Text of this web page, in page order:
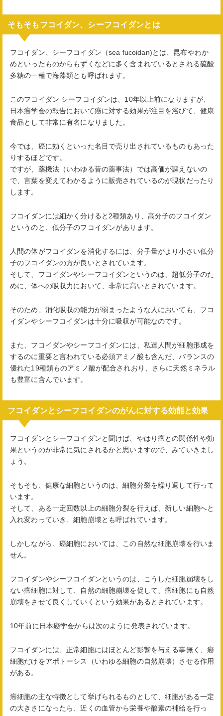
そもそもフコイダン、シーフコイダンとは
フコイダン、シーフコイダン（sea fucoidan)とは、昆布やわか
めといったものからもずくなどに多く含まれているとされる硫酸
多糖の一種で海藻類とも呼ばれます。
このフコイダン シーフコイダンは、10年以上前になりますが、
日本癌学会の報告において癌に対する効果が注目を浴びて、健康
食品として非常に有名になりました。
今では、癌に効くといった名目で売り出されているものもあった
りするほどです。
ですが、薬機法（いわゆる昔の薬事法）では高価が謳えないの
で、言葉を変えてわかるように販売されているのが現状だったり
します。
フコイダンには細かく分けると2種類あり、高分子のフコイダン
というのと、低分子のフコイダンがあります。
人間の体がフコイダンを消化するには、分子量がより小さい低分
子のフコイダンの方が良いとされています。
そして、フコイダンやシーフコイダンというのは、超低分子のた
めに、体への吸収力において、非常に高いとされています。
そのため、消化吸収の能力が弱まったような人においても、フコ
イダンやシーフコイダンは十分に吸収が可能なのです。
また、フコイダンやシーフコイダンには、私達人間が細胞形成を
するのに重要と言われている必須アミノ酸も含んだ、バランスの
優れた19種類ものアミノ酸が配合されおり、さらに天然ミネラル
も豊富に含んでいます。
フコイダンとシーフコイダンのがんに対する効能と効果
フコイダンとシーフコイダンと聞けば、やはり癌との関係性や効
果というのが非常に気にされるかと思いますので、みていきまし
ょう。
そもそも、健康な細胞というのは、細胞分裂を繰り返して行って
います。
そして、ある一定回数以上の細胞分裂を行えば、新しい細胞へと
入れ変わっていき、細胞崩壊とも呼ばれています。
しかしながら、癌細胞においては、この自然な細胞崩壊を行いま
せん。
フコイダンやシーフコイダンというのは、こうした細胞崩壊をし
ない癌細胞に対して、自然の細胞崩壊を促して、癌細胞にも自然
崩壊をさせて良くしていくという効果があるとされています。
10年前に日本癌学会からは次のように発表されています。
フコイダンには、正常細胞にはほとんど影響を与える事無く、癌
細胞だけをアポトーシス（いわゆる細胞の自然崩壊）させる作用
がある。
癌細胞の主な特徴として挙げられるものとして、細胞がある一定
の大きさになったら、近くの血管から栄養や酸素の補給を行っ